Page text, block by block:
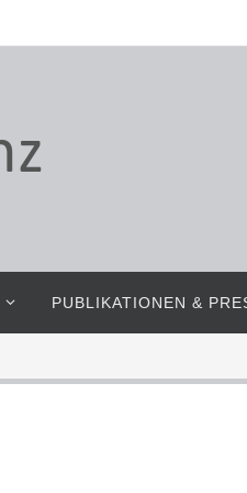
PUBLIKATIONEN &